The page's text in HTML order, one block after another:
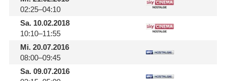
02:25–04:10
Sa.10.02.2018
10:10–11:55
Mi.20.07.2016
08:00–09:45
Sa.09.07.2016